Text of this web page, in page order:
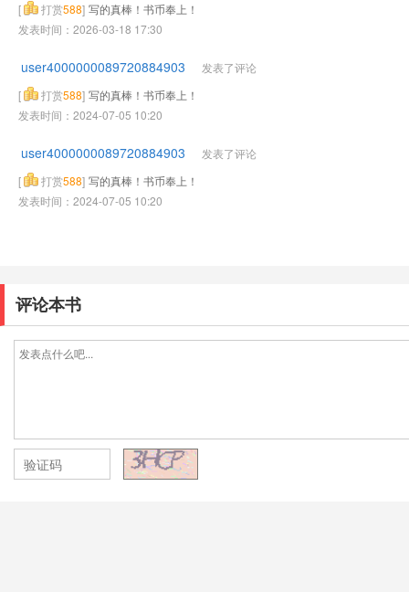
[
打赏588] 写的真棒！书币奉上！
发表时间：2026-03-18 17:30
user4000000089720884903
发表了评论
[
打赏588] 写的真棒！书币奉上！
发表时间：2024-07-05 10:20
user4000000089720884903
发表了评论
[
打赏588] 写的真棒！书币奉上！
发表时间：2024-07-05 10:20
评论本书